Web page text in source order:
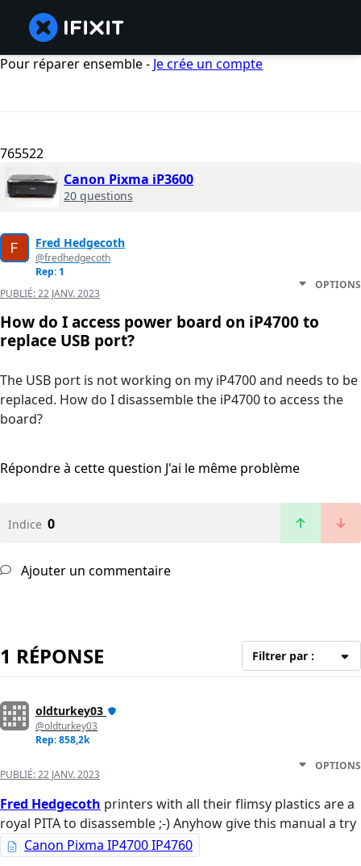
Pour réparer ensemble - Je crée un compte
765522
Canon Pixma iP3600
20 questions
Fred Hedgecoth
@fredhedgecoth
Rep: 1
PUBLIÉ:22 JANV. 2023
OPTIONS
How do I access power board on iP4700 to
replace USB port?
The USB port is not working on my iP4700 and needs to be
replaced. How do I disassemble the iP4700 to access the
board?
Répondre à cette question J'ai le même problème
Indice 0
Ajouter un commentaire
1 RÉPONSE Filtrer par :
oldturkey03
@oldturkey03
Rep: 858,2k
PUBLIÉ:22 JANV. 2023
OPTIONS
Fred Hedgecoth printers with all their flimsy plastics are a
royal PITA to disassemble ;-) Anyhow give this manual a try
Canon Pixma IP4700 IP4760